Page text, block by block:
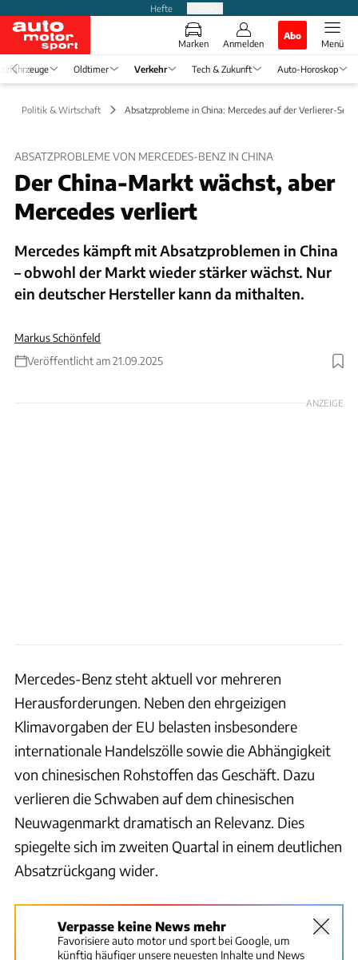
Hefte
Marken Anmelden
Abo
Menü
Oldtimer Verkehr Tech & Zukunft Auto-Horoskop
Politik & Wirtschaft Absatzprobleme in China: Mercedes auf der Verlierer-Seite
ABSATZPROBLEME VON MERCEDES-BENZ IN CHINA
Der China-Markt wächst, aber
Mercedes verliert
Mercedes kämpft mit Absatzproblemen in China
– obwohl der Markt wieder stärker wächst. Nur
ein deutscher Hersteller kann da mithalten.
Markus Schönfeld
Veröffentlicht am 21.09.2025
Foto: Mercedes / Patrick Lang / Daderot
ANZEIGE
Mercedes-Benz steht aktuell vor mehreren
Herausforderungen. Neben den ehrgeizigen
Klimavorgaben der EU belasten insbesondere
internationale Handelszölle sowie die Abhängigkeit
von chinesischen Rohstoffen das Geschäft. Dazu
verlieren die Schwaben auf dem chinesischen
Neuwagenmarkt dramatisch an Relevanz. Dies
spiegelte sich im zweiten Quartal in einem deutlichen
Absatzrückgang wider.
Verpasse keine News mehr
Favorisiere auto motor und sport bei Google, um
künftig häufiger unsere neuesten Inhalte und News